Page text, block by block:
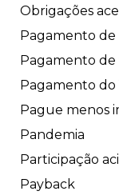
Obrigações
Pagamento de
Pagamento
Pagamento do
Pague menos
Pandemia
Participação
Payback